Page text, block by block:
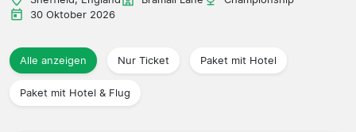
Ligen
Reisebüros
30 Oktober 2026
Alle anzeigen Nur Ticket Paket mit Hotel
Paket mit Hotel & Flug